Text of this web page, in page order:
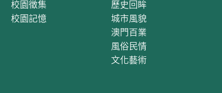
校園徵集
校園記憶
歷史回眸
城市風貌
澳門百業
風俗民情
文化藝術